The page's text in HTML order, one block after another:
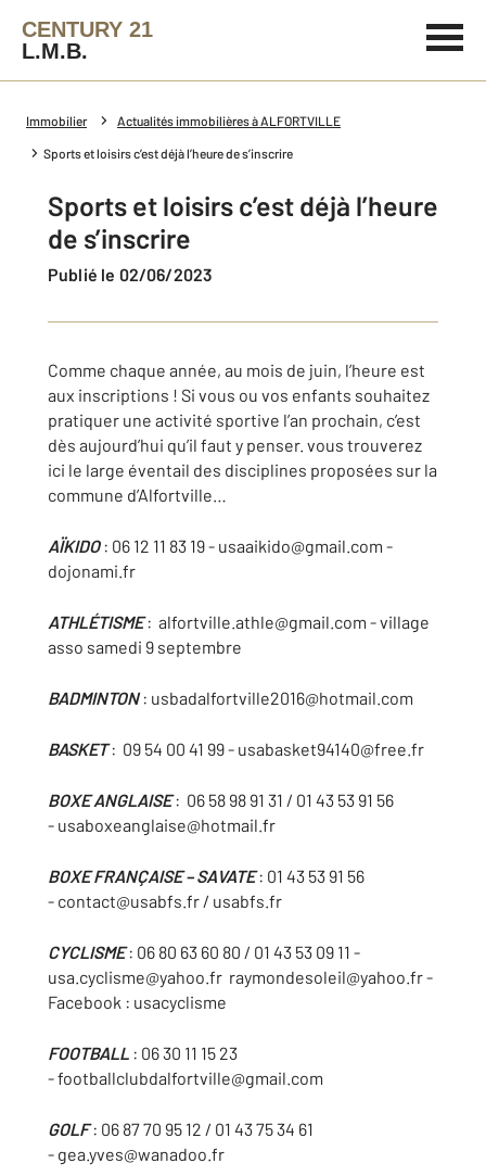
CENTURY 21
L.M.B.
Immobilier Actualités immobilières à ALFORTVILLE
Sports et loisirs c’est déjà l’heure de s’inscrire
Sports et loisirs c’est déjà l’heure
de s’inscrire
Publié le 02/06/2023
Comme chaque année, au mois de juin, l’heure est
aux inscriptions ! Si vous ou vos enfants souhaitez
pratiquer une activité sportive l’an prochain, c’est
dès aujourd’hui qu’il faut y penser. vous trouverez
ici le large éventail des disciplines proposées sur la
commune d’Alfortville…
AÏKIDO: 06 12 11 83 19 - usaaikido@gmail.com -
dojonami.fr
ATHLÉTISME: alfortville.athle@gmail.com - village
asso samedi 9 septembre
BADMINTON: usbadalfortville2016@hotmail.com
BASKET: 09 54 00 41 99 - usabasket94140@free.fr
BOXE ANGLAISE: 06 58 98 91 31 / 01 43 53 91 56
- usaboxeanglaise@hotmail.fr
BOXE FRANÇAISE – SAVATE: 01 43 53 91 56
- contact@usabfs.fr / usabfs.fr
CYCLISME : 06 80 63 60 80 / 01 43 53 09 11 -
usa.cyclisme@yahoo.fr raymondesoleil@yahoo.fr -
Facebook : usacyclisme
FOOTBALL : 06 30 11 15 23
- footballclubdalfortville@gmail.com
GOLF: 06 87 70 95 12 / 01 43 75 34 61
- gea.yves@wanadoo.fr